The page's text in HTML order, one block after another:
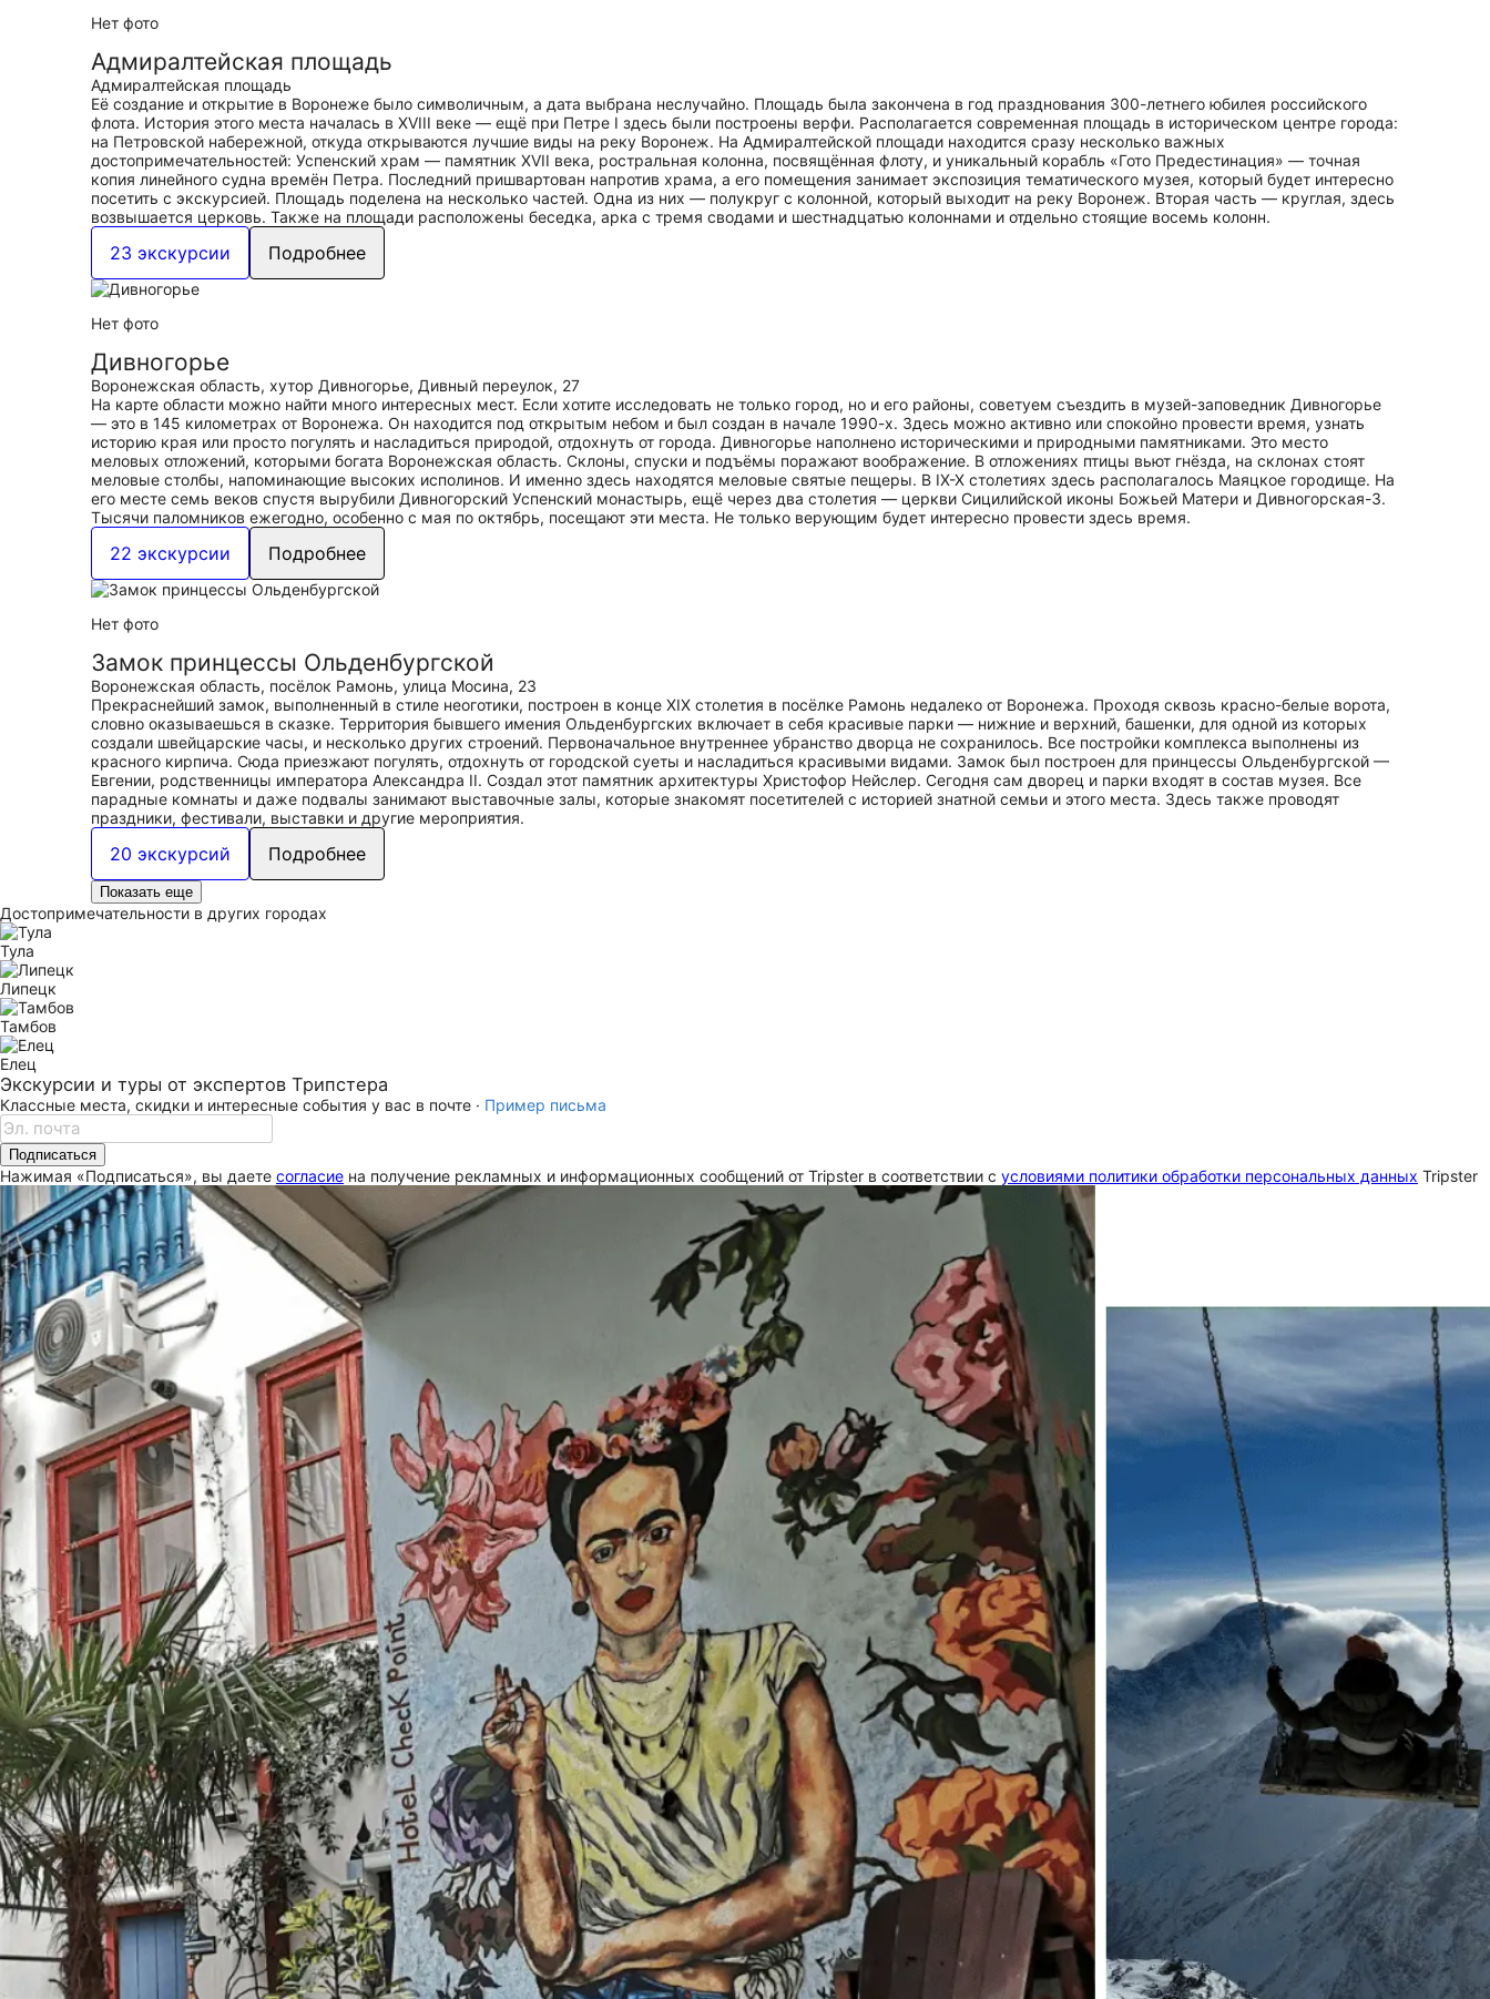
Нет фото
Адмиралтейская площадь
Адмиралтейская площадь
Её создание и открытие в Воронеже было символичным, а дата выбрана неслучайно. Площадь была закончена в год празднования 300-летнего юбилея российского
флота. История этого места началась в XVIII веке — ещё при Петре I здесь были построены верфи. Располагается современная площадь в историческом центре города:
на Петровской набережной, откуда открываются лучшие виды на реку Воронеж. На Адмиралтейской площади находится сразу несколько важных
достопримечательностей: Успенский храм — памятник XVII века, ростральная колонна, посвящённая флоту, и уникальный корабль «Гото Предестинация» — точная
копия линейного судна времён Петра. Последний пришвартован напротив храма, а его помещения занимает экспозиция тематического музея, который будет интересно
посетить с экскурсией. Площадь поделена на несколько частей. Одна из них — полукруг с колонной, который выходит на реку Воронеж. Вторая часть — круглая, здесь
возвышается церковь. Также на площади расположены беседка, арка с тремя сводами и шестнадцатью колоннами и отдельно стоящие восемь колонн.
23 экскурсии Подробнее
Нет фото
Дивногорье
Воронежская область, хутор Дивногорье, Дивный переулок, 27
На карте области можно найти много интересных мест. Если хотите исследовать не только город, но и его районы, советуем съездить в музей-заповедник Дивногорье
— это в 145 километрах от Воронежа. Он находится под открытым небом и был создан в начале 1990-х. Здесь можно активно или спокойно провести время, узнать
историю края или просто погулять и насладиться природой, отдохнуть от города. Дивногорье наполнено историческими и природными памятниками. Это место
меловых отложений, которыми богата Воронежская область. Склоны, спуски и подъёмы поражают воображение. В отложениях птицы вьют гнёзда, на склонах стоят
меловые столбы, напоминающие высоких исполинов. И именно здесь находятся меловые святые пещеры. В IX-X столетиях здесь располагалось Маяцкое городище. На
его месте семь веков спустя вырубили Дивногорский Успенский монастырь, ещё через два столетия — церкви Сицилийской иконы Божьей Матери и Дивногорская-3.
Тысячи паломников ежегодно, особенно с мая по октябрь, посещают эти места. Не только верующим будет интересно провести здесь время.
22 экскурсии Подробнее
Нет фото
Замок принцессы Ольденбургской
Воронежская область, посёлок Рамонь, улица Мосина, 23
Прекраснейший замок, выполненный в стиле неоготики, построен в конце XIX столетия в посёлке Рамонь недалеко от Воронежа. Проходя сквозь красно-белые ворота,
словно оказываешься в сказке. Территория бывшего имения Ольденбургских включает в себя красивые парки — нижние и верхний, башенки, для одной из которых
создали швейцарские часы, и несколько других строений. Первоначальное внутреннее убранство дворца не сохранилось. Все постройки комплекса выполнены из
красного кирпича. Сюда приезжают погулять, отдохнуть от городской суеты и насладиться красивыми видами. Замок был построен для принцессы Ольденбургской —
Евгении, родственницы императора Александра II. Создал этот памятник архитектуры Христофор Нейслер. Сегодня сам дворец и парки входят в состав музея. Все
парадные комнаты и даже подвалы занимают выставочные залы, которые знакомят посетителей с историей знатной семьи и этого места. Здесь также проводят
праздники, фестивали, выставки и другие мероприятия.
20 экскурсий Подробнее
Показать еще
Достопримечательности в других городах
Тула
Липецк
Тамбов
Елец
Экскурсии и туры от экспертов Трипстера
Классные места, скидки и интересные события у вас в почте · Пример письма
Подписаться
Нажимая «Подписаться», вы даете согласие на получение рекламных и информационных сообщений от Tripster в соответствии c условиями политики обработки персональных данных Tripster